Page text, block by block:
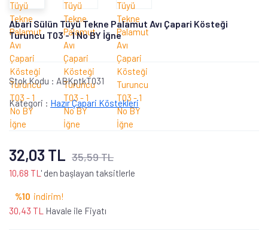
Abari Sülün Tüyü Tekne Palamut Avı Çapari Kösteği
Turuncu T03 - 1 No BY İğne
Stok Kodu : ABKptkT031
Kategori : Hazır Çapari Köstekleri
32,03 TL 35,59 TL
10,68 TL ' den başlayan taksitlerle
%10 indirim!
30,43 TL
Havale ile Fiyatı